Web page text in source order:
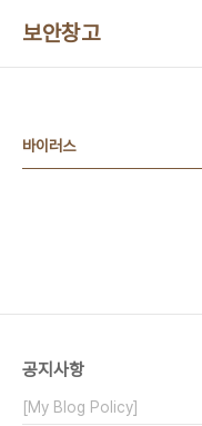
보안창고
바이러스
공지사항
[My Blog Policy]